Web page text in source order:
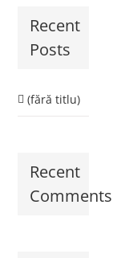
Recent
Posts
(fără titlu)
Recent
Comments